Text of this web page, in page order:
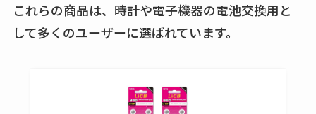
karseellはどこで売っ
てる？ロフトやハン
売店も調査
これらの商品は、時計や電子機器の電池交換用と
して多くのユーザーに選ばれています。